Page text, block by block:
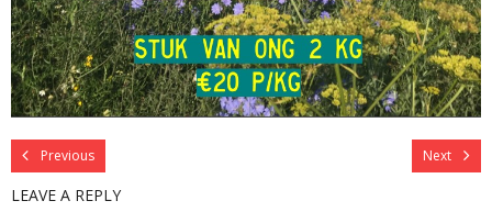
Previous Next
LEAVE A REPLY